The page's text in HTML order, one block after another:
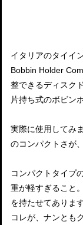
イタリアのタイイ
Bobbin Holder
整できるディスク
片持ち式のボビン
実際に使用してみ
のコンパクトさが
コンパクトタイプ
重が軽すぎること
を持たせてあります
コレが、ナンとも